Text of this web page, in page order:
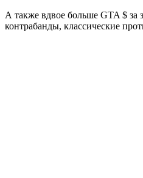
А также вдвое больше GTA $ за
контрабанды, классические